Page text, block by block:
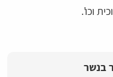
וכו'.
בנשר